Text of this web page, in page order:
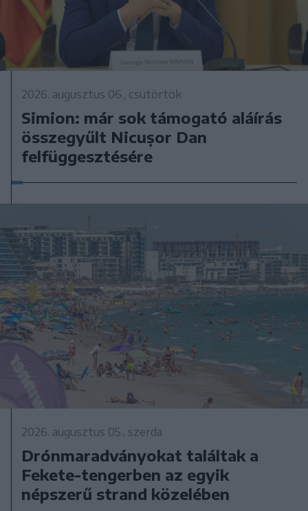
2026. augusztus 06., csütörtök
Simion: már sok támogató aláírás
összegyűlt Nicușor Dan
felfüggesztésére
2026. augusztus 05., szerda
Drónmaradványokat találtak a
Fekete-tengerben az egyik
népszerű strand közelében